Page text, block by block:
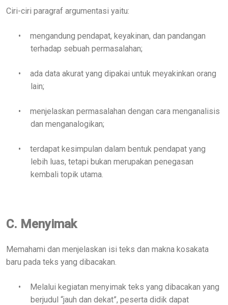
Ciri-ciri paragraf argumentasi yaitu:
•
mengandung pendapat, keyakinan, dan pandangan
terhadap sebuah permasalahan;
•
ada data akurat yang dipakai untuk meyakinkan orang
lain;
•
menjelaskan permasalahan dengan cara menganalisis
dan menganalogikan;
•
terdapat kesimpulan dalam bentuk pendapat yang
lebih luas, tetapi bukan merupakan penegasan
kembali topik utama.
C. Menyimak
Memahami dan menjelaskan isi teks dan makna kosakata
baru pada teks yang dibacakan.
•
Melalui kegiatan menyimak teks yang dibacakan yang
berjudul “jauh dan dekat”, peserta didik dapat